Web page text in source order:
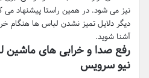
نیز می شود. در همین راستا پیشنهاد می
دیگر دلایل تمیز نشدن لباس ها هنگام
آشنا شوید.
رفع صدا و خرابی های ماشین
نیو سرویس